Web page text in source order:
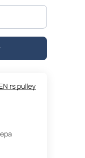
rs pulley